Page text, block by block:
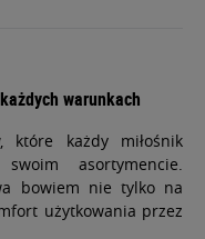
warunkach
które każdy miłośnik
asortymencie.
bowiem nie tylko na
użytkowania przez